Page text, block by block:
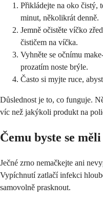
Přikládejte na oko čistý,
minut, několikrát denně.
Jemně očistěte víčko
čističem na víčka.
Vyhněte se očnímu
prozatím noste brýle.
Často si myjte ruce,
Důslednost je to, co funguje.
víc než jakýkoli produkt na
Čemu byste se
Ječné zrno nemačkejte ani
Vypíchnutí zatlačí infekci
samovolně prasknout.